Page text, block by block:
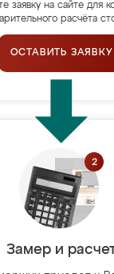
заявку на сайте для
расчёта
ОСТАВИТЬ ЗАЯВКУ
Замер и